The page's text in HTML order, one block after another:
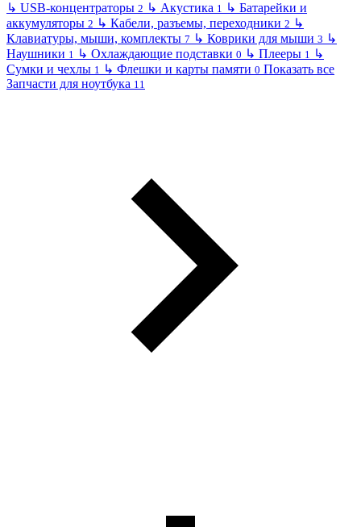
↳ USB-концентраторы 2 ↳ Акустика 1 ↳ Батарейки и
аккумуляторы 2 ↳ Кабели, разъемы, переходники 2 ↳
Клавиатуры, мыши, комплекты 7 ↳ Коврики для мыши 3 ↳
Наушники 1 ↳ Охлаждающие подставки 0 ↳ Плееры 1 ↳
Сумки и чехлы 1 ↳ Флешки и карты памяти 0 Показать все
Запчасти для ноутбука 11